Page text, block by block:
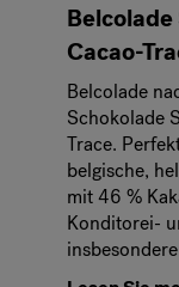
Cacao-
Belcolade
Schokolade
Trace.
belgische,
mit 46 %
Konditorei-